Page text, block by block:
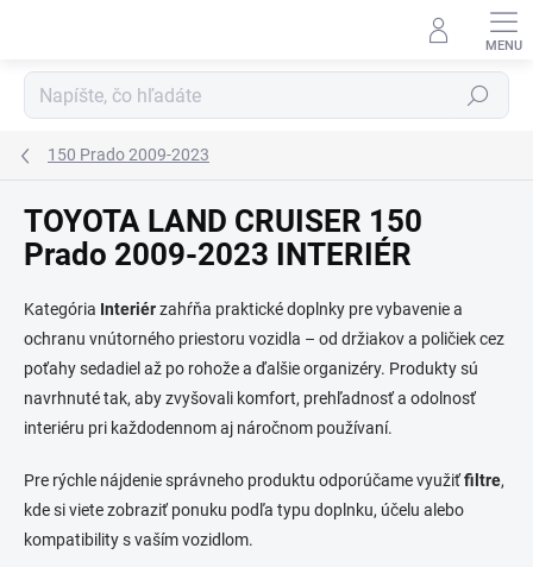
Hľadať
150 Prado 2009-2023
TOYOTA LAND CRUISER 150
Prado 2009-2023 INTERIÉR
Kategória Interiérzahŕňa praktické doplnky pre vybavenie a
ochranu vnútorného priestoru vozidla – od držiakov a poličiek cez
poťahy sedadiel až po rohože a ďalšie organizéry. Produkty sú
navrhnuté tak, aby zvyšovali komfort, prehľadnosť a odolnosť
interiéru pri každodennom aj náročnom používaní.
Pre rýchle nájdenie správneho produktu odporúčame využiťfiltre,
kde si viete zobraziť ponuku podľa typu doplnku, účelu alebo
kompatibility s vaším vozidlom.